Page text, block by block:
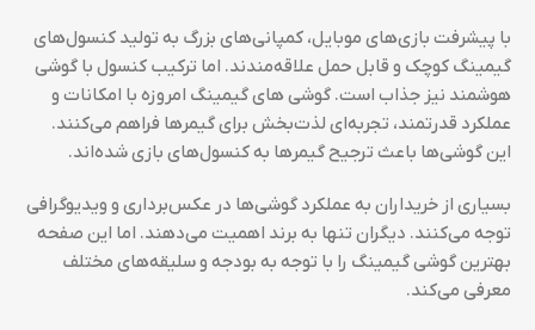
با پیشرفت بازی‌های موبایل، کمپانی‌های بزرگ به تولید کنسول‌های
گیمینگ کوچک و قابل حمل علاقه‌مندند. اما ترکیب کنسول با گوشی
هوشمند نیز جذاب است. گوشی های گیمینگ امروزه با امکانات و
عملکرد قدرتمند، تجربه‌ای لذت‌بخش برای گیمرها فراهم می‌کنند.
این گوشی‌ها باعث ترجیح گیمرها به کنسول‌های بازی شده‌اند.
بسیاری از خریداران به عملکرد گوشی‌ها در عکس‌برداری و ویدیوگرافی
توجه می‌کنند. دیگران تنها به برند اهمیت می‌دهند. اما این صفحه
بهترین گوشی گیمینگ را با توجه به بودجه و سلیقه‌های مختلف
معرفی می‌کند.